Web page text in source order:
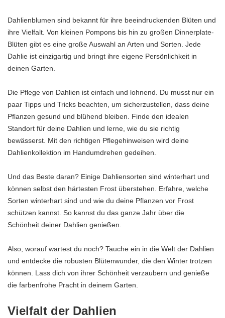
Dahlienblumen sind bekannt für ihre beeindruckenden Blüten und
ihre Vielfalt. Von kleinen Pompons bis hin zu großen Dinnerplate-
Blüten gibt es eine große Auswahl an Arten und Sorten. Jede
Dahlie ist einzigartig und bringt ihre eigene Persönlichkeit in
deinen Garten.
Die Pflege von Dahlien ist einfach und lohnend. Du musst nur ein
paar Tipps und Tricks beachten, um sicherzustellen, dass deine
Pflanzen gesund und blühend bleiben. Finde den idealen
Standort für deine Dahlien und lerne, wie du sie richtig
bewässerst. Mit den richtigen Pflegehinweisen wird deine
Dahlienkollektion im Handumdrehen gedeihen.
Und das Beste daran? Einige Dahliensorten sind winterhart und
können selbst den härtesten Frost überstehen. Erfahre, welche
Sorten winterhart sind und wie du deine Pflanzen vor Frost
schützen kannst. So kannst du das ganze Jahr über die
Schönheit deiner Dahlien genießen.
Also, worauf wartest du noch? Tauche ein in die Welt der Dahlien
und entdecke die robusten Blütenwunder, die den Winter trotzen
können. Lass dich von ihrer Schönheit verzaubern und genieße
die farbenfrohe Pracht in deinem Garten.
Vielfalt der Dahlien